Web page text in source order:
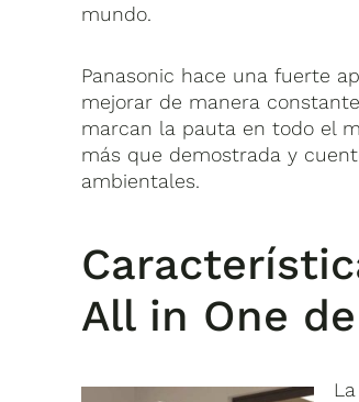
mundo.
Panasonic hace una fuerte
mejorar de manera
marcan la pauta en todo el
más que demostrada y
ambientales.
All in One